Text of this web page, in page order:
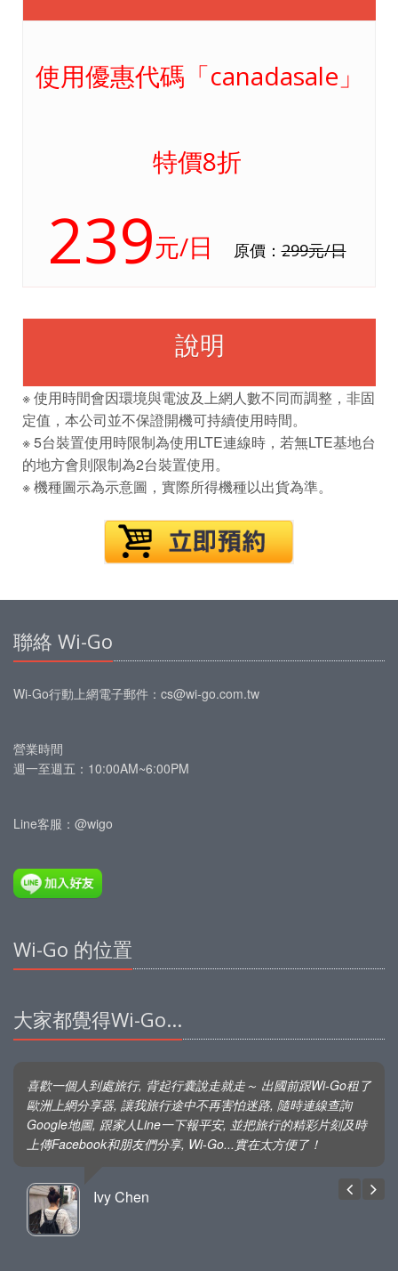
使用優惠代碼「canadasale」
特價8折
239元/日 原價：299元/日
說明
※ 使用時間會因環境與電波及上網人數不同而調整，非固
定值，本公司並不保證開機可持續使用時間。
※ 5台裝置使用時限制為使用LTE連線時，若無LTE基地台
的地方會則限制為2台裝置使用。
※ 機種圖示為示意圖，實際所得機種以出貨為準。
聯絡 Wi-Go
Wi-Go行動上網電子郵件： cs@wi-go.com.tw
營業時間
週一至週五：10:00AM~6:00PM
Line客服：@wigo
Wi-Go 的位置
大家都覺得Wi-Go...
喜歡一個人到處旅行, 背起行囊說走就走～ 出國前跟Wi-Go租了
歐洲上網分享器, 讓我旅行途中不再害怕迷路, 隨時連線查詢
Google地圖, 跟家人Line一下報平安, 並把旅行的精彩片刻及時
上傳Facebook和朋友們分享, Wi-Go...實在太方便了！
Ivy Chen